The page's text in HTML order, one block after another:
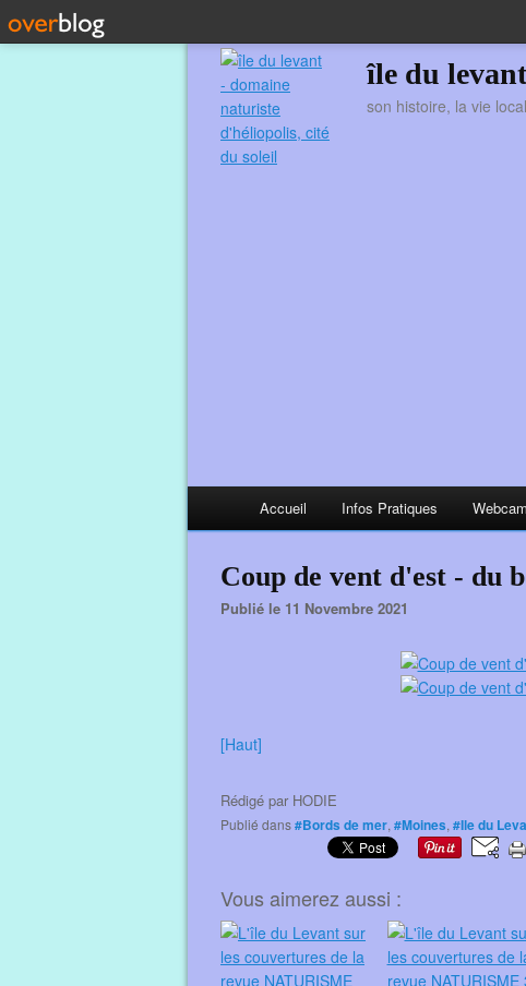
île du
son histoire, la vie
Accueil Infos Pratiques
Coup de vent d'est - du
Publié le 11 Novembre 2021
[Haut]
Rédigé par HODIE
Publié dans#Bords de mer, #Moines, #Ile du
Vous aimerez aussi :